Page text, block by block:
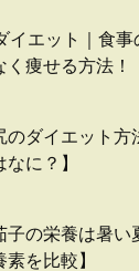
イエット｜食
く痩せる方法！
のダイエット方
に？】
子の栄養は暑い
素を比較】